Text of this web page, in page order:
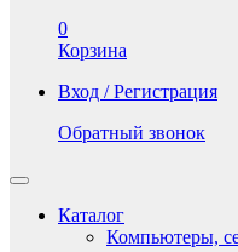
0
Корзина
Вход / Регистрация
Обратный звонок
Каталог
Компьютеры,